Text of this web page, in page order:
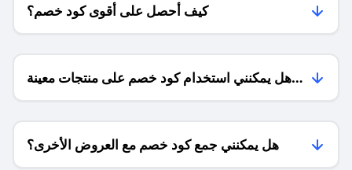
كيف أحصل على أقوى كود خصم؟
هل يمكنني استخدام كود خصم على منتجات معينة
فقط؟
هل يمكنني جمع كود خصم مع العروض الأخرى؟